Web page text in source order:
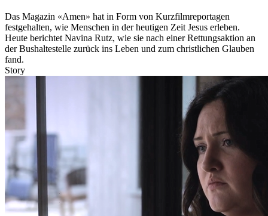
Das Magazin «Amen» hat in Form von Kurzfilmreportagen
festgehalten, wie Menschen in der heutigen Zeit Jesus erleben.
Heute berichtet Navina Rutz, wie sie nach einer Rettungsaktion an
der Bushaltestelle zurück ins Leben und zum christlichen Glauben
fand.
Story